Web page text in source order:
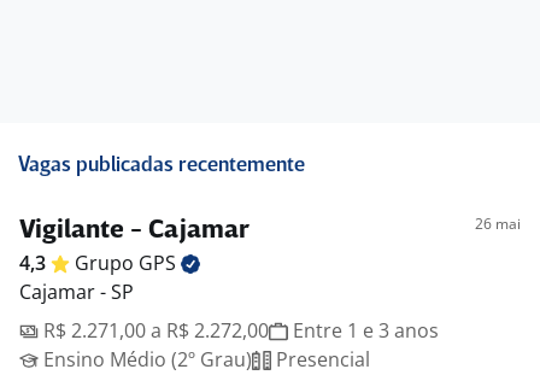
Vagas publicadas recentemente
Vigilante - Cajamar 26 mai
4,3 Grupo GPS
Cajamar - SP
R$ 2.271,00 a R$ 2.272,00
Entre 1 e 3 anos
Ensino Médio (2º Grau)
Presencial